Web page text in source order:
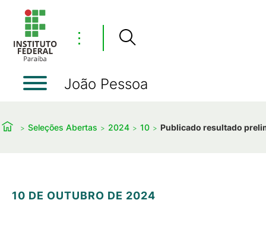
⋮
João Pessoa
Seleções Abertas 2024 10 Publicado resultado
10 DE OUTUBRO DE 2024